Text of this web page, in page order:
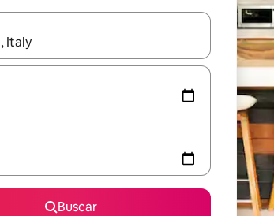
resultados estén disponibles, navega con las teclas
Buscar